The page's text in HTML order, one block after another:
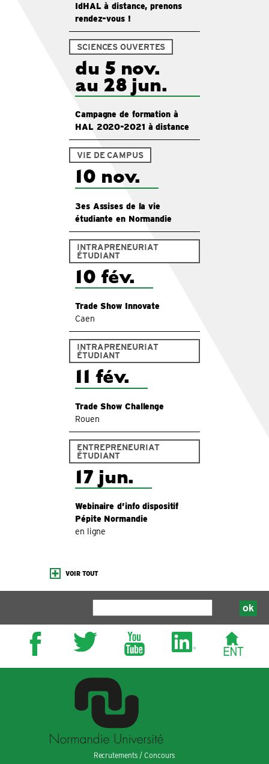
IdHAL à distance, prenons
rendez-vous !
SCIENCES OUVERTES
du 5 nov.
au 28 jun.
Campagne de formation à
HAL 2020-2021 à distance
VIE DE CAMPUS
10 nov.
3es Assises de la vie
étudiante en Normandie
INTRAPRENEURIAT
ÉTUDIANT
10 fév.
Trade Show Innovate
Caen
INTRAPRENEURIAT
ÉTUDIANT
11 fév.
Trade Show Challenge
Rouen
ENTREPRENEURIAT
ÉTUDIANT
17 jun.
Webinaire d’info dispositif
Pépite Normandie
en ligne
VOIR TOUT
Recrutements / Concours